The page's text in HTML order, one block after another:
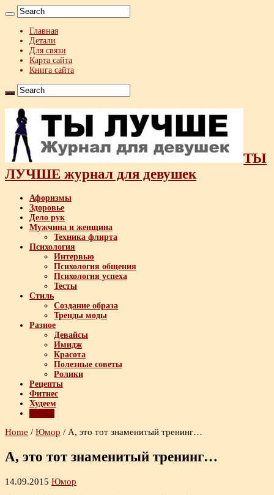
Главная
Детали
Для связи
Карта сайта
Книга сайта
ТЫ
ЛУЧШЕ журнал для девушек
Афоризмы
Здоровье
Дело рук
Мужчина и женщина
Техника флирта
Психология
Интервью
Психология общения
Психология успеха
Тесты
Стиль
Создание образа
Тренды моды
Разное
Девайсы
Имидж
Красота
Полезные советы
Ролики
Рецепты
Фитнес
Худеем
Home / Юмор / А, это тот знаменитый тренинг…
А, это тот знаменитый тренинг…
14.09.2015 Юмор